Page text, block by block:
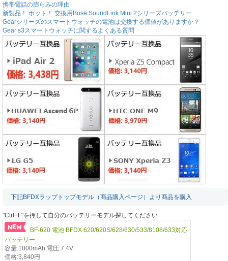
携帯電話の膨らみの理由
新製品！ ホット！ 交換用Bose SoundLink Mini 2シリーズバッテリー
Gearシリーズのスマートウォッチの電池は交換する価値がありますか？
Gear s3スマートウォッチに関するよくある質問
下記BFDXラップトップモデル（商品購入ページ）より商品を購入
"Ctrl+F"を押して自分のバッテリーモデル探してください
BF-620 電池 BFDX 620/620S/628/630/533/8108/633対応
バッテリー
容量:1800mAh 電圧:7.4V
価格:3,840円